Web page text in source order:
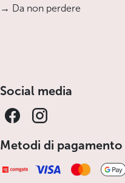
→ Da non perdere
Social media
Metodi di pagamento